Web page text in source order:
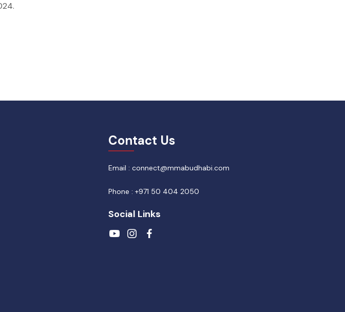
Contact Us
Email : connect@mmabudhabi.com
Phone : +971 50 404 2050
Social Links